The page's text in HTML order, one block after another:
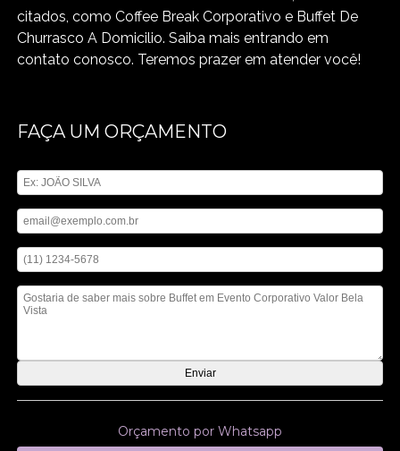
citados, como Coffee Break Corporativo e Buffet De
Churrasco A Domicilio. Saiba mais entrando em
contato conosco. Teremos prazer em atender você!
FAÇA UM ORÇAMENTO
Orçamento por Whatsapp